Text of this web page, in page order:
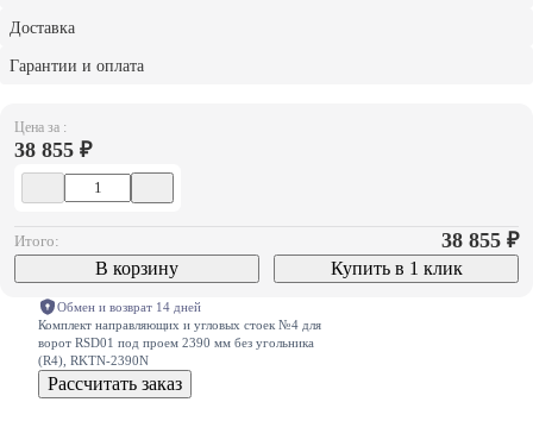
Цена за :
38 855 ₽
Итого: 38 855 ₽
В корзину Купить в 1 клик
Обмен и возврат 14 дней
Комплект направляющих и угловых стоек №4 для
ворот RSD01 под проем 2390 мм без угольника
(R4), RKTN-2390N
Рассчитать заказ
Доставка
Гарантии и оплата